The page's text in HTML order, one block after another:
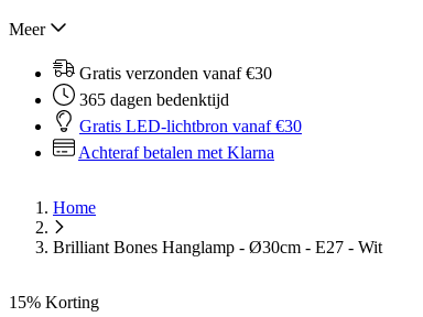
Meer
Gratis verzonden vanaf €30
365 dagen bedenktijd
Gratis LED-lichtbron vanaf €30
Achteraf betalen met Klarna
Home
Brilliant Bones Hanglamp - Ø30cm - E27 - Wit
15% Korting